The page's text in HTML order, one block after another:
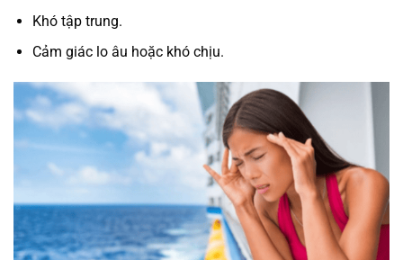
Khó tập trung.
Cảm giác lo âu hoặc khó chịu.